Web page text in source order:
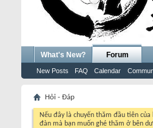
What's New? Forum
New Posts FAQ Calendar
Hỏi - Đáp
Nếu đây là chuyến thăm đầu tiên của
đàn mà bạn muốn ghé thăm ở bên